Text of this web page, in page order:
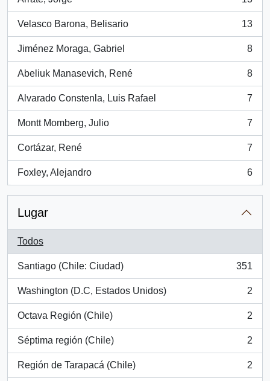
, 13 resultados
Velasco Barona, Belisario
, 13 resultados
13
Jiménez Moraga, Gabriel
, 8 resultados
8
Abeliuk Manasevich, René
, 8 resultados
8
Alvarado Constenla, Luis Rafael
, 7 resultados
7
Montt Momberg, Julio
, 7 resultados
7
Cortázar, René
, 7 resultados
7
Foxley, Alejandro
, 6 resultados
6
Lugar
Todos
Santiago (Chile: Ciudad)
, 351 resultados
351
Washington (D.C, Estados Unidos)
, 2 resultados
2
Octava Región (Chile)
, 2 resultados
2
Séptima región (Chile)
, 2 resultados
2
Región de Tarapacá (Chile)
, 2 resultados
2